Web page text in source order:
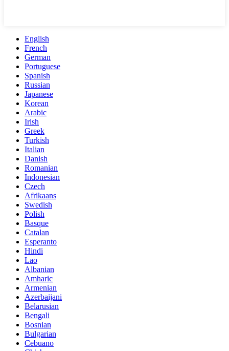
English
French
German
Portuguese
Spanish
Russian
Japanese
Korean
Arabic
Irish
Greek
Turkish
Italian
Danish
Romanian
Indonesian
Czech
Afrikaans
Swedish
Polish
Basque
Catalan
Esperanto
Hindi
Lao
Albanian
Amharic
Armenian
Azerbaijani
Belarusian
Bengali
Bosnian
Bulgarian
Cebuano